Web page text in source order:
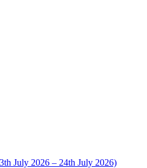
July 2026 – 24th July 2026)